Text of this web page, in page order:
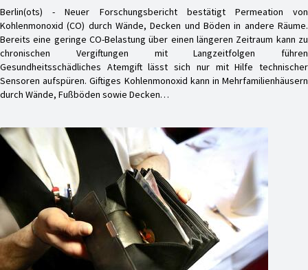
Berlin(ots) - Neuer Forschungsbericht bestätigt Permeation von
Kohlenmonoxid (CO) durch Wände, Decken und Böden in andere Räume.
Bereits eine geringe CO-Belastung über einen längeren Zeitraum kann zu
chronischen Vergiftungen mit Langzeitfolgen führen
Gesundheitsschädliches Atemgift lässt sich nur mit Hilfe technischer
Sensoren aufspüren. Giftiges Kohlenmonoxid kann in Mehrfamilienhäusern
durch Wände, Fußböden sowie Decken…